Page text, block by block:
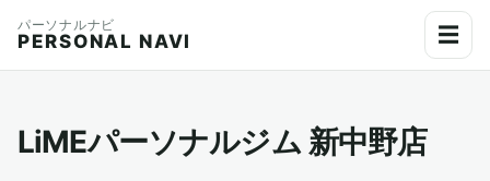
パーソナルナビ
PERSONAL NAVI ☰
LiMEパーソナルジム 新中野店